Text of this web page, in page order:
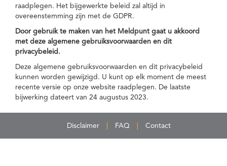
raadplegen. Het bijgewerkte beleid zal altijd in
overeenstemming zijn met de GDPR.
Door gebruik te maken van het Meldpunt gaat u akkoord
met deze algemene gebruiksvoorwaarden en dit
privacybeleid.
Deze algemene gebruiksvoorwaarden en dit privacybeleid
kunnen worden gewijzigd. U kunt op elk moment de meest
recente versie op onze website raadplegen. De laatste
bijwerking dateert van 24 augustus 2023.
Disclaimer FAQ Contact